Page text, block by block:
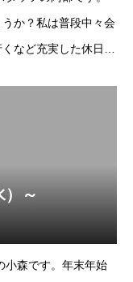
か？私は普段中々会
など充実した休日を
）～
小森です。年末年始